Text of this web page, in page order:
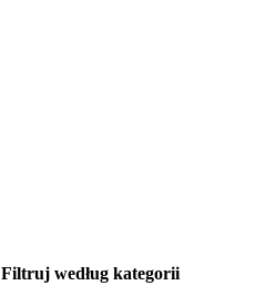
Filtruj według kategorii